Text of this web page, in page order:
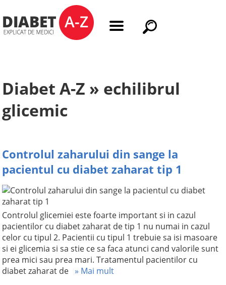
Diabet A-Z » echilibrul
glicemic
Controlul zaharului din sange la
pacientul cu diabet zaharat tip 1
Controlul glicemiei este foarte important si in cazul
pacientilor cu diabet zaharat de tip 1 nu numai in cazul
celor cu tipul 2. Pacientii cu tipul 1 trebuie sa isi masoare
si ei glicemia si sa stie ce sa faca atunci cand valorile sunt
prea mici sau prea mari. Tratamentul pacientilor cu
diabet zaharat de » Mai mult